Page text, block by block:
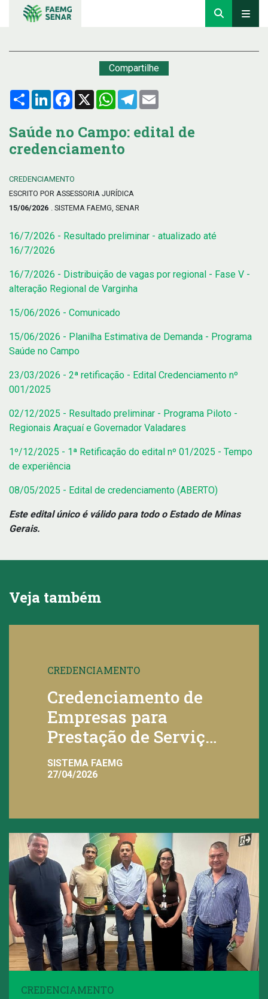
Compartilhe
Compartilhar
LinkedInFacebook
X WhatsApp
Telegram
Saúde no Campo: edital de
credenciamento
CREDENCIAMENTO
ESCRITO POR ASSESSORIA JURÍDICA
15/06/2026 . SISTEMA FAEMG, SENAR
16/7/2026 - Resultado preliminar - atualizado até
16/7/2026
16/7/2026 - Distribuição de vagas por regional - Fase V -
alteração Regional de Varginha
15/06/2026 - Comunicado
15/06/2026 - Planilha Estimativa de Demanda - Programa
Saúde no Campo
23/03/2026 - 2ª retificação - Edital Credenciamento nº
001/2025
02/12/2025 - Resultado preliminar - Programa Piloto -
Regionais Araçuaí e Governador Valadares
1º/12/2025 - 1ª Retificação do edital nº 01/2025 - Tempo
de experiência
08/05/2025 - Edital de credenciamento (ABERTO)
Este edital único é válido para todo o Estado de Minas
Gerais.
Veja também
CREDENCIAMENTO
Credenciamento de
Empresas para
Prestação de Serviço
de Táxi
Convencional
SISTEMA FAEMG
27/04/2026
CREDENCIAMENTO